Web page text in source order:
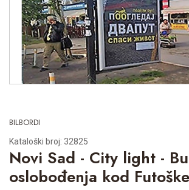
BILBORDI
Kataloški broj: 32825
Novi Sad - City light -
oslobođenja kod